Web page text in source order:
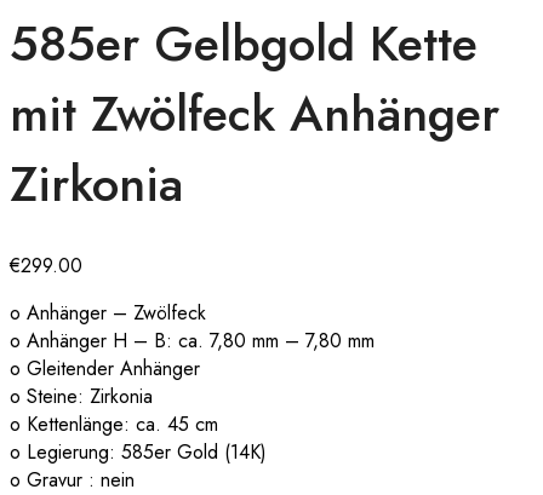
585er Gelbgold Kette
mit Zwölfeck Anhänger
Zirkonia
€299.00
o Anhänger – Zwölfeck
o Anhänger H – B: ca. 7,80 mm – 7,80 mm
o Gleitender Anhänger
o Steine: Zirkonia
o Kettenlänge: ca. 45 cm
o Legierung: 585er Gold (14K)
o Gravur : nein